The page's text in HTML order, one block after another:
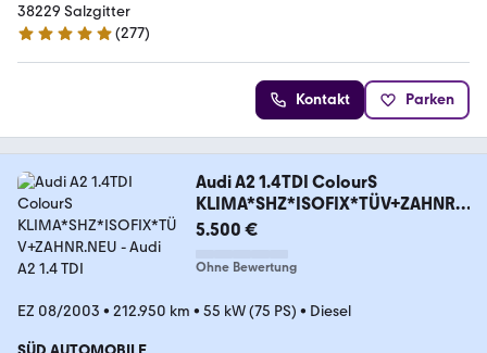
38229 Salzgitter
5 Sterne
(277)
Kontakt Parken
Audi A2 1.4TDI ColourS
KLIMA*SHZ*ISOFIX*TÜV+ZAHNR.
NEU
5.500 €
Ohne Bewertung
EZ 08/2003 • 212.950 km • 55 kW (75 PS) • Diesel